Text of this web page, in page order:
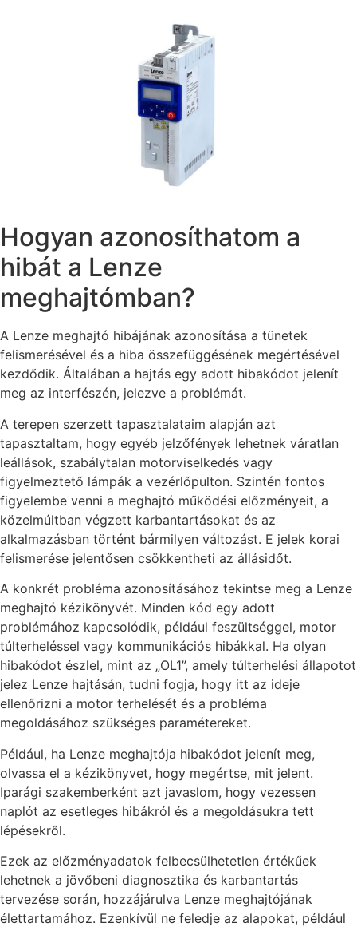
Hogyan azonosíthatom a
hibát a Lenze
meghajtómban?
A Lenze meghajtó hibájának azonosítása a tünetek
felismerésével és a hiba összefüggésének megértésével
kezdődik. Általában a hajtás egy adott hibakódot jelenít
meg az interfészén, jelezve a problémát.
A terepen szerzett tapasztalataim alapján azt
tapasztaltam, hogy egyéb jelzőfények lehetnek váratlan
leállások, szabálytalan motorviselkedés vagy
figyelmeztető lámpák a vezérlőpulton. Szintén fontos
figyelembe venni a meghajtó működési előzményeit, a
közelmúltban végzett karbantartásokat és az
alkalmazásban történt bármilyen változást. E jelek korai
felismerése jelentősen csökkentheti az állásidőt.
A konkrét probléma azonosításához tekintse meg a Lenze
meghajtó kézikönyvét. Minden kód egy adott
problémához kapcsolódik, például feszültséggel, motor
túlterheléssel vagy kommunikációs hibákkal. Ha olyan
hibakódot észlel, mint az „OL1”, amely túlterhelési állapotot
jelez Lenze hajtásán, tudni fogja, hogy itt az ideje
ellenőrizni a motor terhelését és a probléma
megoldásához szükséges paramétereket.
Például, ha Lenze meghajtója hibakódot jelenít meg,
olvassa el a kézikönyvet, hogy megértse, mit jelent.
Iparági szakemberként azt javaslom, hogy vezessen
naplót az esetleges hibákról és a megoldásukra tett
lépésekről.
Ezek az előzményadatok felbecsülhetetlen értékűek
lehetnek a jövőbeni diagnosztika és karbantartás
tervezése során, hozzájárulva Lenze meghajtójának
élettartamához. Ezenkívül ne feledje az alapokat, például